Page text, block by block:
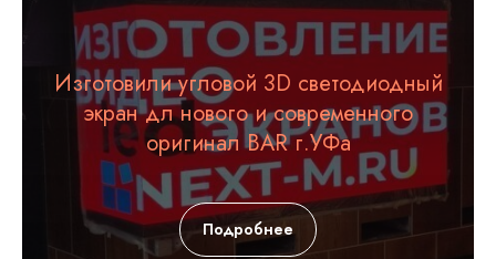
Изготовили угловой 3D светодиодный
экран дл нового и современного
оригинал BAR г.УФа
Подробнее